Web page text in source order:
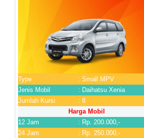
Type
: Small MPV
Jenis Mobil
: Daihatsu Xenia
Jumlah Kursi
: 8
Harga Mobil
12 Jam
: Rp. 200.000,-
24 Jam
: Rp. 250.000,-